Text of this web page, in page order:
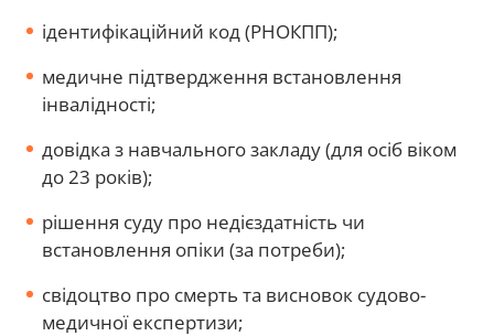
ідентифікаційний код (РНОКПП);
медичне підтвердження встановлення
інвалідності;
довідка з навчального закладу (для осіб віком
до 23 років);
рішення суду про недієздатність чи
встановлення опіки (за потреби);
свідоцтво про смерть та висновок судово-
медичної експертизи;